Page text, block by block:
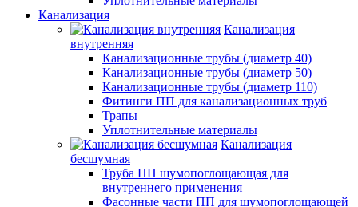
Канализация
Канализация
внутренняя
Канализационные трубы (диаметр 40)
Канализационные трубы (диаметр 50)
Канализационные трубы (диаметр 110)
Фитинги ПП для канализационных труб
Трапы
Уплотнительные материалы
Канализация
бесшумная
Труба ПП шумопоглощающая для
внутреннего применения
Фасонные части ПП для шумопоглощающей